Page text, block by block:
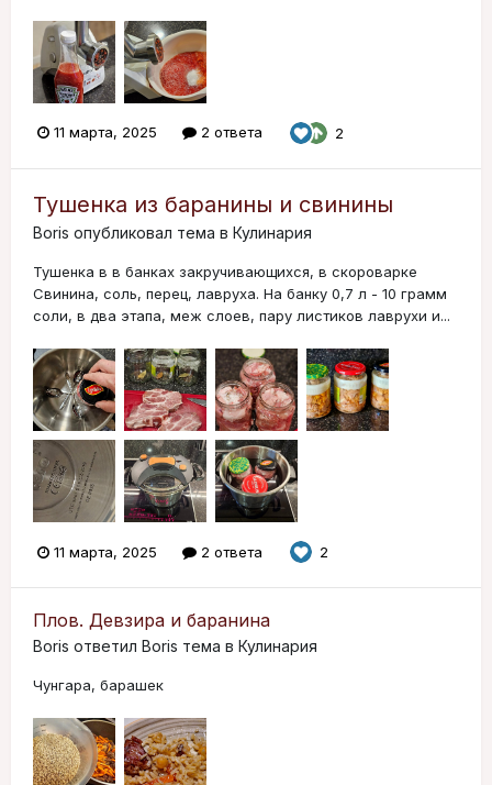
11 марта, 2025 2 ответа 2
Тушенка из баранины и свинины
Boris опубликовал тема в Кулинария
Тушенка в в банках закручивающихся, в скороварке
Свинина, соль, перец, лавруха. На банку 0,7 л - 10 грамм
соли, в два этапа, меж слоев, пару листиков лаврухи и...
11 марта, 2025 2 ответа 2
Плов. Девзира и баранина
Boris ответил Boris тема в Кулинария
Чунгара, барашек